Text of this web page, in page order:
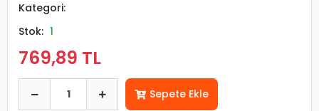
Kategori:
Stok: 1
769,89 TL
Sepete Ekle